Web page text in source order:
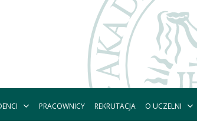
PRACOWNICY REKRUTACJA O UCZELNI